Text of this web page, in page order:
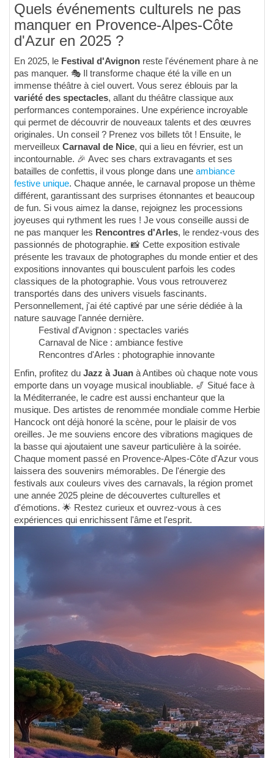
Quels événements culturels ne pas
manquer en Provence-Alpes-Côte
d'Azur en 2025 ?
En 2025, le Festival d'Avignon reste l'événement phare à ne
pas manquer. 🎭 Il transforme chaque été la ville en un
immense théâtre à ciel ouvert. Vous serez éblouis par la
variété des spectacles, allant du théâtre classique aux
performances contemporaines. Une expérience incroyable
qui permet de découvrir de nouveaux talents et des œuvres
originales. Un conseil ? Prenez vos billets tôt ! Ensuite, le
merveilleux Carnaval de Nice, qui a lieu en février, est un
incontournable. 🎉 Avec ses chars extravagants et ses
batailles de confettis, il vous plonge dans une ambiance
festive unique. Chaque année, le carnaval propose un thème
différent, garantissant des surprises étonnantes et beaucoup
de fun. Si vous aimez la danse, rejoignez les processions
joyeuses qui rythment les rues ! Je vous conseille aussi de
ne pas manquer les Rencontres d'Arles, le rendez-vous des
passionnés de photographie. 📸 Cette exposition estivale
présente les travaux de photographes du monde entier et des
expositions innovantes qui bousculent parfois les codes
classiques de la photographie. Vous vous retrouverez
transportés dans des univers visuels fascinants.
Personnellement, j'ai été captivé par une série dédiée à la
nature sauvage l'année dernière.
Festival d'Avignon : spectacles variés
Carnaval de Nice : ambiance festive
Rencontres d'Arles : photographie innovante
Enfin, profitez du Jazz à Juan à Antibes où chaque note vous
emporte dans un voyage musical inoubliable. 🎷 Situé face à
la Méditerranée, le cadre est aussi enchanteur que la
musique. Des artistes de renommée mondiale comme Herbie
Hancock ont déjà honoré la scène, pour le plaisir de vos
oreilles. Je me souviens encore des vibrations magiques de
la basse qui ajoutaient une saveur particulière à la soirée.
Chaque moment passé en Provence-Alpes-Côte d'Azur vous
laissera des souvenirs mémorables. De l'énergie des
festivals aux couleurs vives des carnavals, la région promet
une année 2025 pleine de découvertes culturelles et
d'émotions. 🌟 Restez curieux et ouvrez-vous à ces
expériences qui enrichissent l'âme et l'esprit.